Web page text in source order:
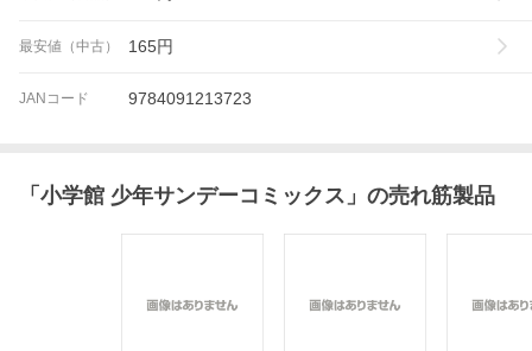
最安値（中古） 165円
JANコード 9784091213723
「 小学館 少年サンデーコミックス 」の売れ筋製品